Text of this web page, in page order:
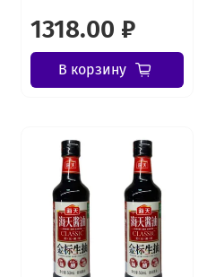
1318.00 ₽
В корзину